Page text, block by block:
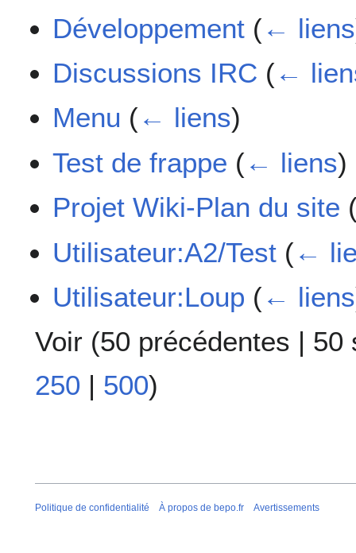
Développement (← liens
Discussions IRC (←
Menu (← liens)
Test de frappe (← liens)
Projet Wiki-Plan du site
Utilisateur:A2/Test (←
Utilisateur:Loup (← liens
Voir (50 précédentes | 50
250 | 500)
Politique de confidentialité À propos de bepo.fr Avertissements